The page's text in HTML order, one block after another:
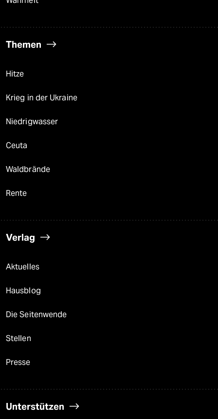
Themen
Hitze
Krieg in der Ukraine
Niedrigwasser
Ceuta
Waldbrände
Rente
Verlag
Aktuelles
Hausblog
Die Seitenwende
Stellen
Presse
Unterstützen